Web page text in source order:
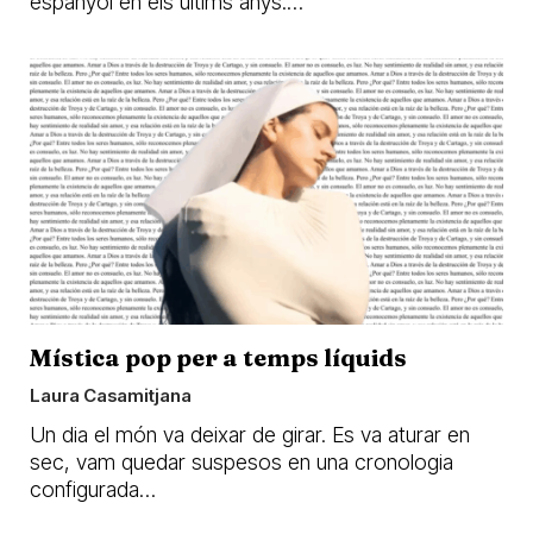
Mística pop per a temps líquids
Laura Casamitjana
Un dia el món va deixar de girar. Es va aturar en
sec, vam quedar suspesos en una cronologia
configurada…